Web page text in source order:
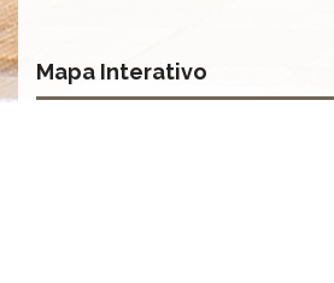
Mapa Interativo